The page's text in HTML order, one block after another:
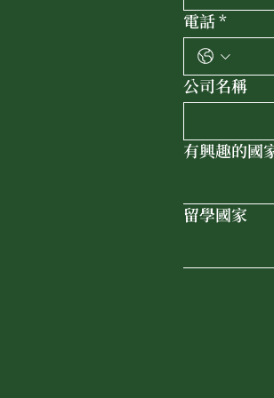
電話*
公司名稱
有興趣的國
留學國家